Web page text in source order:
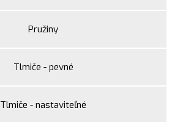
Pružiny
Tlmiče - pevné
Tlmiče - nastaviteľné